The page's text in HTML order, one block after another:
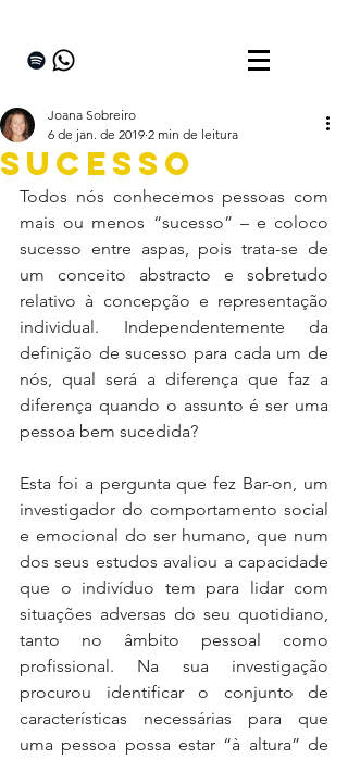
SUCESSO
Joana Sobreiro
6 de jan. de 2019 2 min de leitura
Todos nós conhecemos pessoas com
mais ou menos “sucesso” – e coloco
sucesso entre aspas, pois trata-se de
um conceito abstracto e sobretudo
relativo à concepção e representação
individual. Independentemente da
definição de sucesso para cada um de
nós, qual será a diferença que faz a
diferença quando o assunto é ser uma
pessoa bem sucedida?
Esta foi a pergunta que fez Bar-on, um
investigador do comportamento social
e emocional do ser humano, que num
dos seus estudos avaliou a capacidade
que o indivíduo tem para lidar com
situações adversas do seu quotidiano,
tanto no âmbito pessoal como
profissional. Na sua investigação
procurou identificar o conjunto de
características necessárias para que
uma pessoa possa estar “à altura” de